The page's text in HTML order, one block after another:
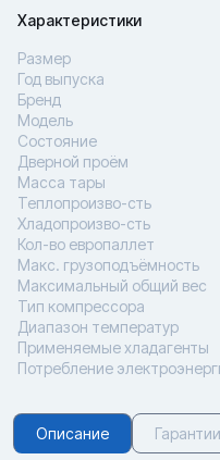
Характеристики
Размер
Год выпуска
Бренд
Модель
Состояние
Дверной проём
Масса тары
Теплопроизво-сть
Хладопроизво-сть
Кол-во европаллет
Макс. грузоподъёмность
Максимальный общий вес
Тип компрессора
Диапазон температур
Применяемые хладагенты
Потребление
Описание Гарантии